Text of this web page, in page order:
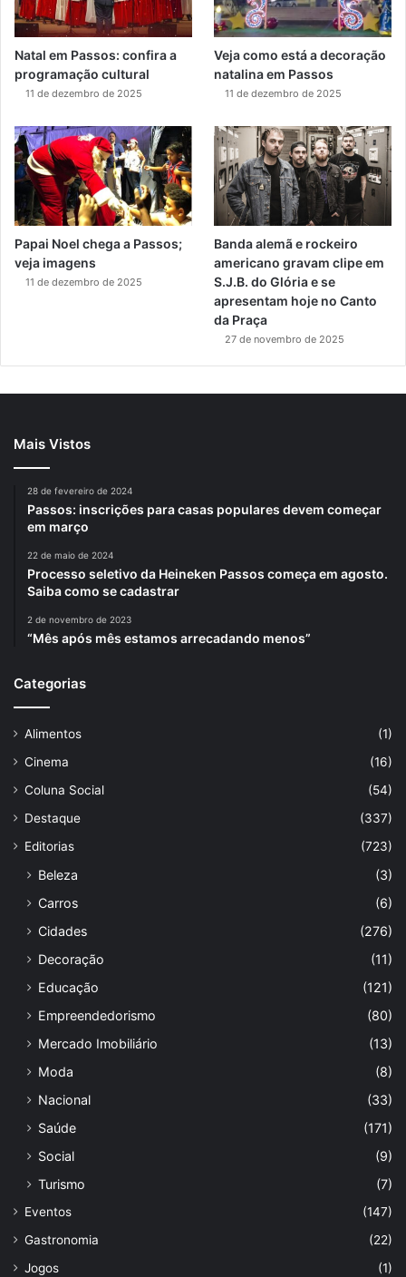
Natal em Passos: confira a
programação cultural
11 de dezembro de 2025
Veja como está a decoração
natalina em Passos
11 de dezembro de 2025
Papai Noel chega a Passos;
veja imagens
11 de dezembro de 2025
Banda alemã e rockeiro
americano gravam clipe em
S.J.B. do Glória e se
apresentam hoje no Canto
da Praça
27 de novembro de 2025
Mais Vistos
28 de fevereiro de 2024
Passos: inscrições para casas populares devem começar
em março
22 de maio de 2024
Processo seletivo da Heineken Passos começa em agosto.
Saiba como se cadastrar
2 de novembro de 2023
“Mês após mês estamos arrecadando menos”
Categorias
Alimentos
(1)
Cinema
(16)
Coluna Social
(54)
Destaque
(337)
Editorias
(723)
Beleza
(3)
Carros
(6)
Cidades
(276)
Decoração
(11)
Educação
(121)
Empreendedorismo
(80)
Mercado Imobiliário
(13)
Moda
(8)
Nacional
(33)
Saúde
(171)
Social
(9)
Turismo
(7)
Eventos
(147)
Gastronomia
(22)
Jogos
(1)